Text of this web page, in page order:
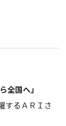
全国へ」
するＡＲＩさ